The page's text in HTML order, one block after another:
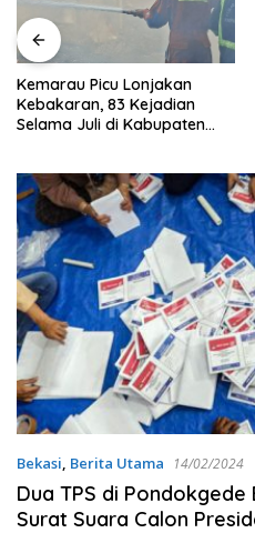
Kemarau Picu Lonjakan
Kebakaran, 83 Kejadian
Selama Juli di Kabupaten
Bekasi, Berita Utama 14/02/2024
Dua TPS di Pondokgede
Surat Suara Calon